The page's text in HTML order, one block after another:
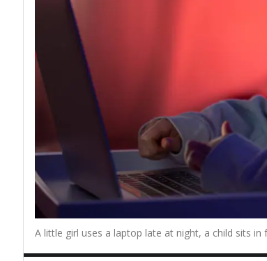
A little girl uses a laptop late at night, a child sits